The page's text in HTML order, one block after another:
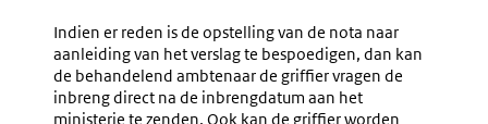
Indien er reden is de opstelling van de nota naar
aanleiding van het verslag te bespoedigen, dan kan
de behandelend ambtenaar de griffier vragen de
inbreng direct na de inbrengdatum aan het
ministerie te zenden. Ook kan de griffier worden